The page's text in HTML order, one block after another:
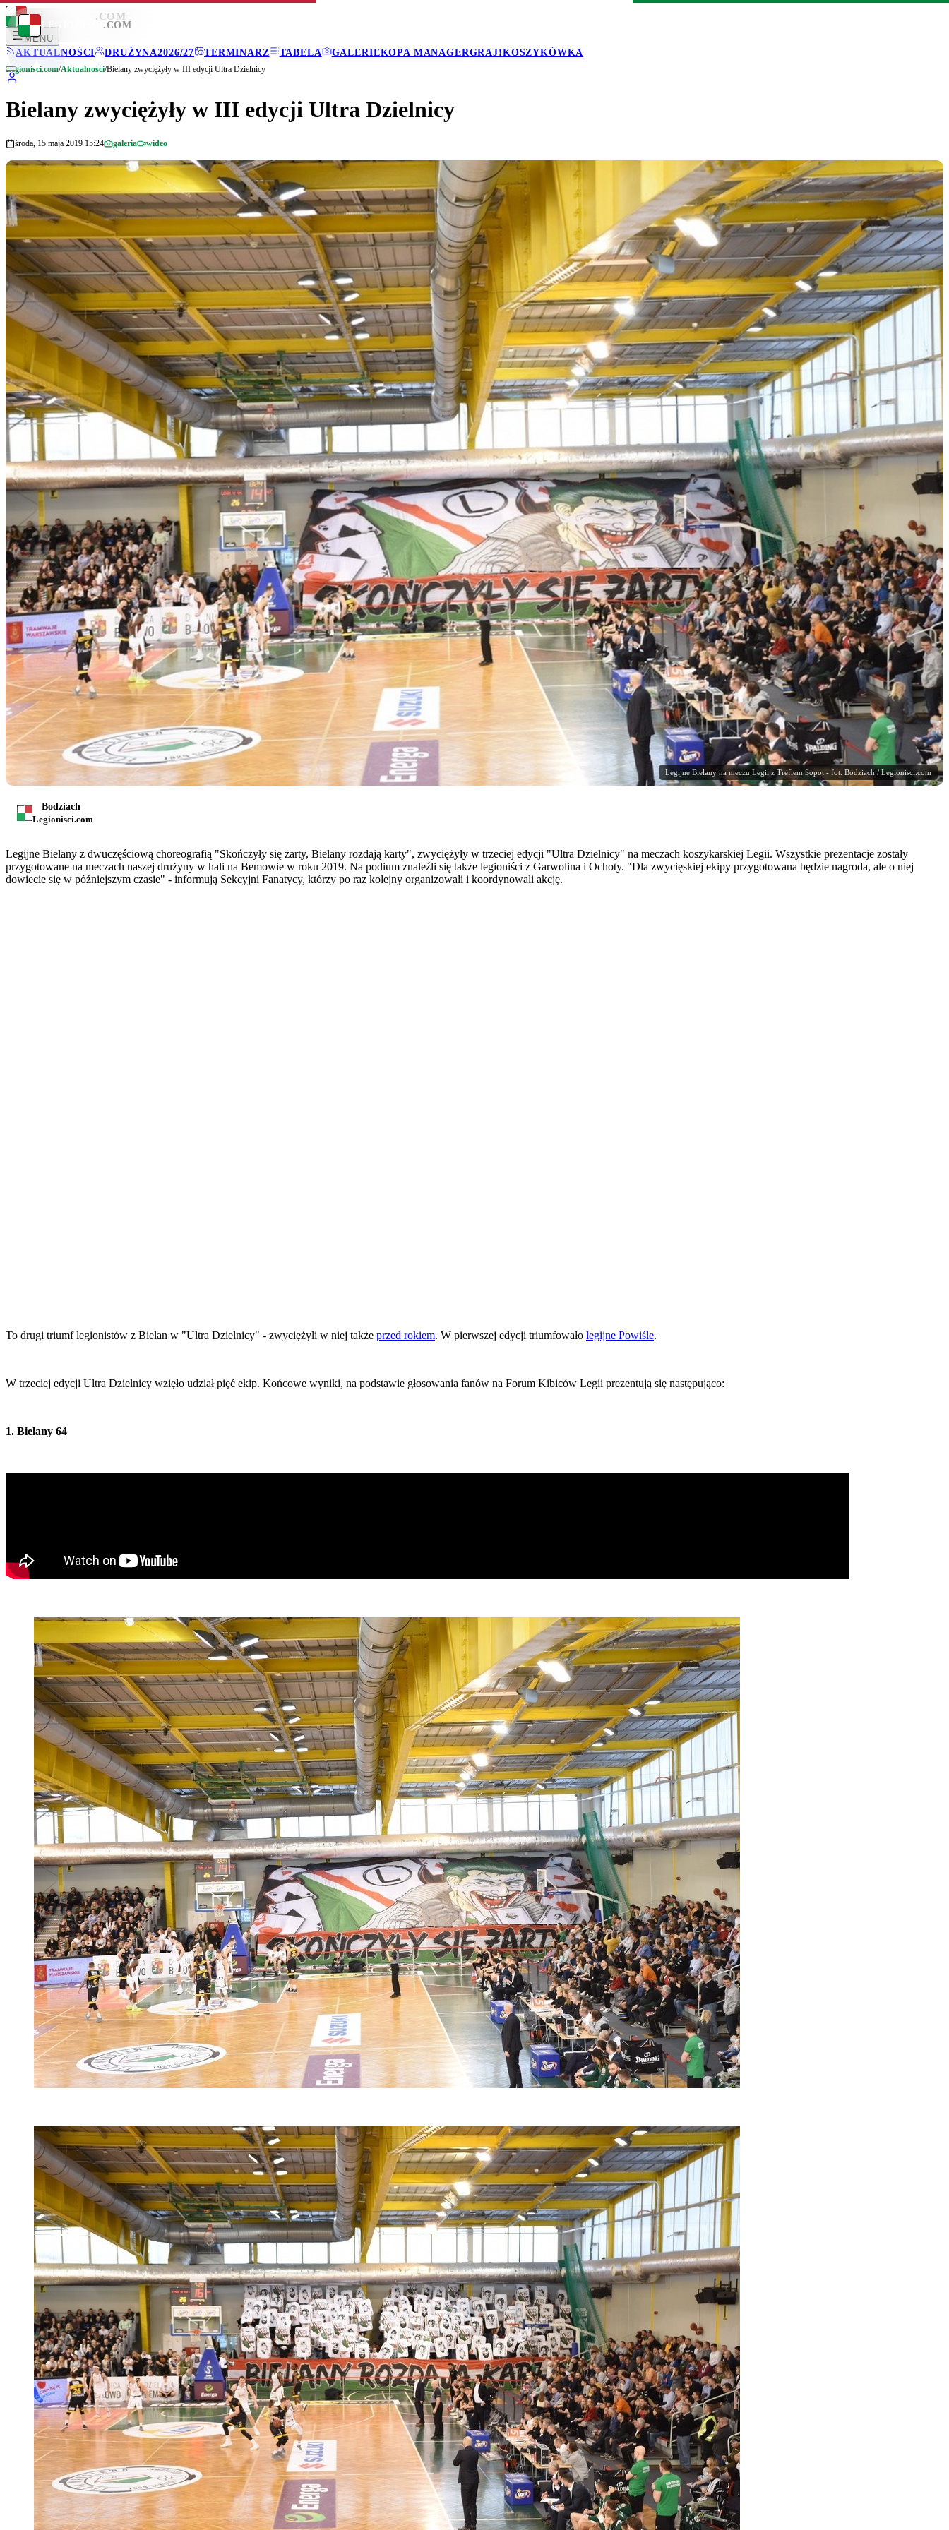
LEGIONISCI .COM
MENU
AKTUALNOŚCI
DRUŻYNA2026/27 TERMINARZ TABELA GALERIEKOPA MANAGERGRAJ!KOSZYKÓWKA
LEGIONISCI .COM
Legionisci.com/Aktualności/Bielany zwyciężyły w III edycji Ultra Dzielnicy
Bielany zwyciężyły w III edycji Ultra Dzielnicy
środa, 15 maja 2019 15:24 galeria wideo
Legijne Bielany na meczu Legii z Treflem Sopot - fot. Bodziach / Legionisci.com
Bodziach
Legionisci.com
Legijne Bielany z dwuczęściową choreografią "Skończyły się żarty, Bielany rozdają karty", zwyciężyły w trzeciej edycji "Ultra Dzielnicy" na meczach koszykarskiej Legii. Wszystkie prezentacje zostały
przygotowane na meczach naszej drużyny w hali na Bemowie w roku 2019. Na podium znaleźli się także legioniści z Garwolina i Ochoty. "Dla zwycięskiej ekipy przygotowana będzie nagroda, ale o niej
dowiecie się w późniejszym czasie" - informują Sekcyjni Fanatycy, którzy po raz kolejny organizowali i koordynowali akcję.
To drugi triumf legionistów z Bielan w "Ultra Dzielnicy" - zwyciężyli w niej także przed rokiem. W pierwszej edycji triumfowało legijne Powiśle.
W trzeciej edycji Ultra Dzielnicy wzięło udział pięć ekip. Końcowe wyniki, na podstawie głosowania fanów na Forum Kibiców Legii prezentują się następująco:
1. Bielany 64